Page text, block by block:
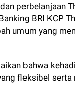
perbelanjaan
BRI KCP
umum yang
bahwa
fleksibel